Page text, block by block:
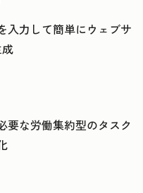
入力して簡単にウェブサ
要な労働集約型のタスク